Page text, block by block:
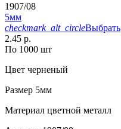
1907/08
5мм
checkmark_alt_circleВыбрать
2.45 р.
По 1000 шт
Цвет черненый
Размер 5мм
Материал цветной металл